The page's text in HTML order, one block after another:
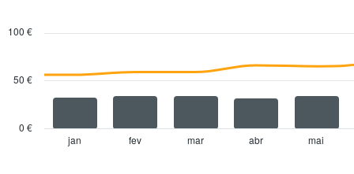
mais
ordenada
with
jan fev mar abr mai
0 €
50 €
100 €